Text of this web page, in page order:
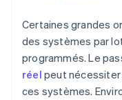
Certaines grandes
des systèmes par
programmés. Le
réel peut
ces systèmes.